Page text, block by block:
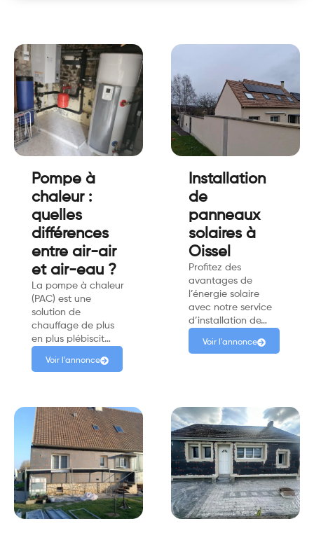
Pompe à
chaleur :
quelles
différences
entre air-air
et air-eau ?
La pompe à chaleur
(PAC) est une
solution de
chauffage de plus
en plus plébiscit…
Voir l'annonce
Installation
de
panneaux
solaires à
Oissel
Profitez des
avantages de
l’énergie solaire
avec notre service
d’installation de…
Voir l'annonce